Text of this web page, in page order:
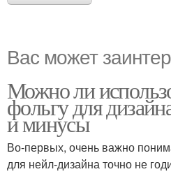
Вас может
Можно ли
фольгу для
и минусы
Во-первых, очень важно
для нейл-дизайна точно не